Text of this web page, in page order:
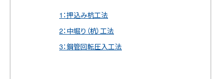
1：押込み杭工法
2：中堀り（杭）工法
3：鋼管回転圧入工法